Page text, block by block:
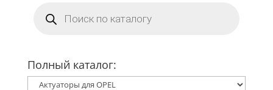
товаров
Полный каталог: